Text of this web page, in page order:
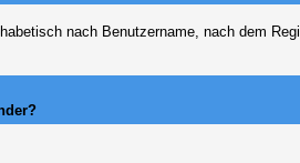
nach Benutzername, nach dem